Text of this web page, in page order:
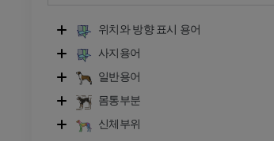
위치와 방향 표시 용어
사지용어
일반용어
몸통부분
신체부위